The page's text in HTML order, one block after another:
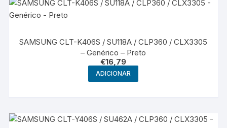
SAMSUNG CLT-K406S / SU118A / CLP360 / CLX3305
– Genérico – Preto
€16,79
ADICIONAR